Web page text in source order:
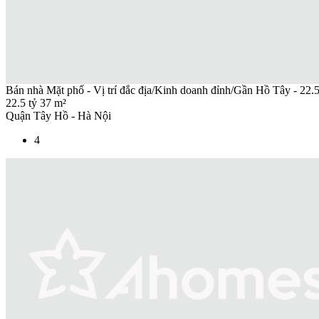
Bán nhà Mặt phố - Vị trí đắc địa/Kinh doanh đỉnh/Gần Hồ Tây -
22.5 tỷ 37 m²
Quận Tây Hồ - Hà Nội
4